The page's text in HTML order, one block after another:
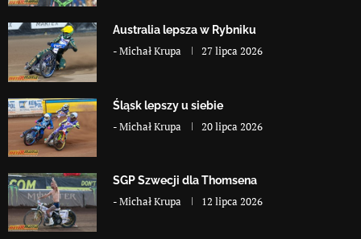
Australia lepsza w Rybniku
-Michał Krupa 27 lipca 2026
Śląsk lepszy u siebie
-Michał Krupa 20 lipca 2026
SGP Szwecji dla Thomsena
-Michał Krupa 12 lipca 2026